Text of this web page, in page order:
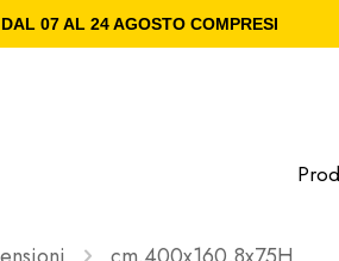
07 AL 24 AGOSTO COMPRESI